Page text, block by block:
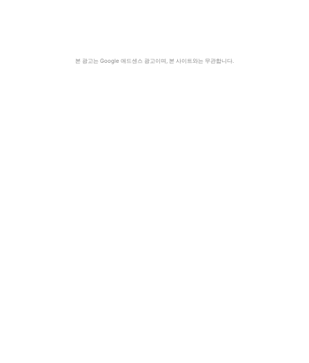
본 광고는 Google 애드센스 광고이며, 본 사이트와는 무관합니다.